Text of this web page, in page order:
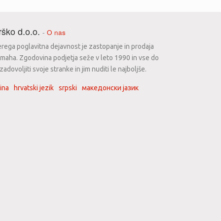
d.o.o. - O nas
poglavitna dejavnost je zastopanje in prodaja
Zgodovina podjetja seže v leto 1990 in vse do
svoje stranke in jim nuditi le najboljše.
hrvatski jezik srpski
македонски јазик